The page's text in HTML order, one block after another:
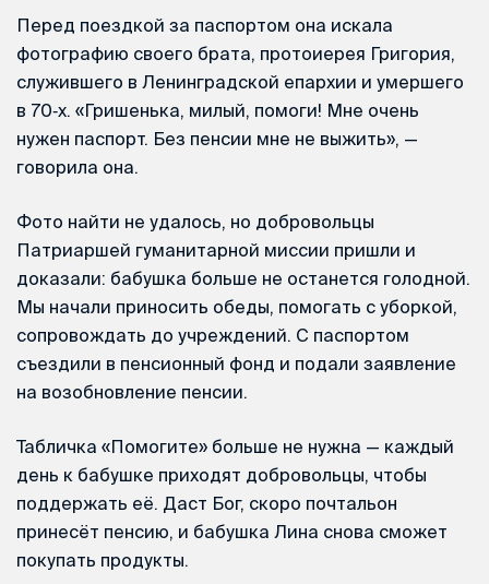
Перед поездкой за паспортом она искала
фотографию своего брата, протоиерея Григория,
служившего в Ленинградской епархии и умершего
в 70‑х. «Гришенька, милый, помоги! Мне очень
нужен паспорт. Без пенсии мне не выжить», —
говорила она.
Фото найти не удалось, но добровольцы
Патриаршей гуманитарной миссии пришли и
доказали: бабушка больше не останется голодной.
Мы начали приносить обеды, помогать с уборкой,
сопровождать до учреждений. С паспортом
съездили в пенсионный фонд и подали заявление
на возобновление пенсии.
Табличка «Помогите» больше не нужна — каждый
день к бабушке приходят добровольцы, чтобы
поддержать её. Даст Бог, скоро почтальон
принесёт пенсию, и бабушка Лина снова сможет
покупать продукты.